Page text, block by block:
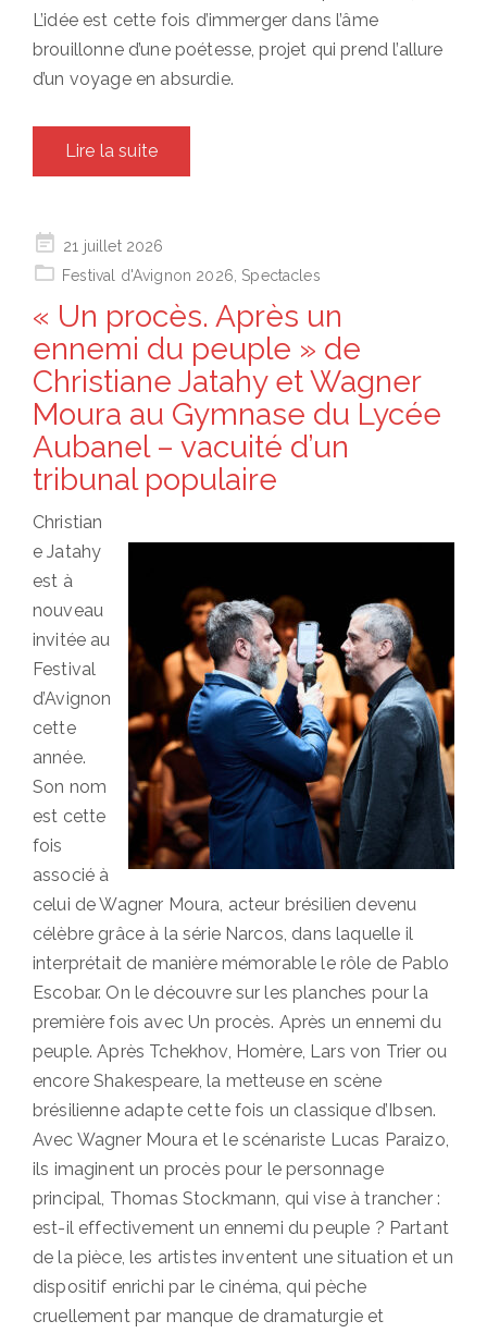
L’idée est cette fois d’immerger dans l’âme
brouillonne d’une poétesse, projet qui prend l’allure
d’un voyage en absurdie.
Lire la suite
Posted
on
21 juillet 2026
Festival d'Avignon 2026 Spectacles
« Un procès. Après un
ennemi du peuple » de
Christiane Jatahy et Wagner
Moura au Gymnase du Lycée
Aubanel – vacuité d’un
tribunal populaire
Christian
e Jatahy
est à
nouveau
invitée au
Festival
d’Avignon
cette
année.
Son nom
est cette
fois
associé à
celui de Wagner Moura, acteur brésilien devenu
célèbre grâce à la série Narcos, dans laquelle il
interprétait de manière mémorable le rôle de Pablo
Escobar. On le découvre sur les planches pour la
première fois avec Un procès. Après un ennemi du
peuple. Après Tchekhov, Homère, Lars von Trier ou
encore Shakespeare, la metteuse en scène
brésilienne adapte cette fois un classique d’Ibsen.
Avec Wagner Moura et le scénariste Lucas Paraizo,
ils imaginent un procès pour le personnage
principal, Thomas Stockmann, qui vise à trancher :
est-il effectivement un ennemi du peuple ? Partant
de la pièce, les artistes inventent une situation et un
dispositif enrichi par le cinéma, qui pèche
cruellement par manque de dramaturgie et